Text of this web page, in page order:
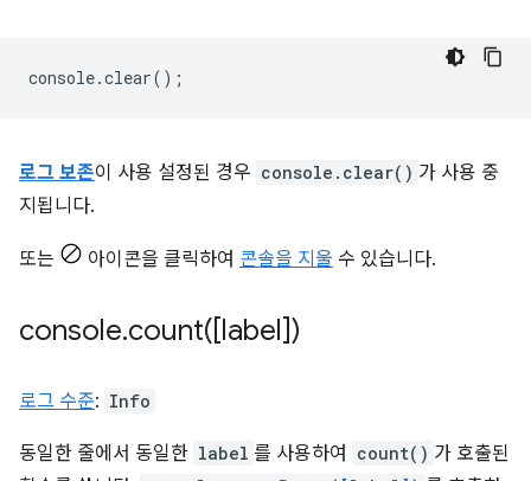
console.clear();
로그 보존이 사용 설정된 경우 console.clear() 가 사용 중
지됩니다.
또는 아이콘을 클릭하여 콘솔을 지울 수 있습니다.
console.count([label])
로그 수준: Info
동일한 줄에서 동일한 label 를 사용하여 count() 가 호출된